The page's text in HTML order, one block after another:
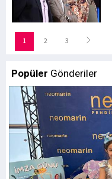
1 2 3
Popüler Gönderiler